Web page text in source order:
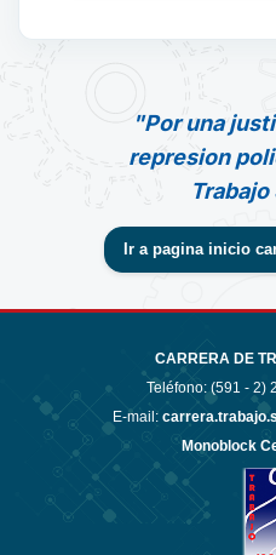
"Por una
represion
Ir a pagina inicio
CARRERA DE
Teléfono: (591 - 2)
E-mail:
Monoblock